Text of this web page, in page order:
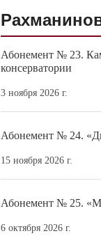
Абонемент № 23.
консерватории
3 ноября 2026 г.
Абонемент № 24.
15 ноября 2026 г.
Абонемент № 25.
6 октября 2026 г.